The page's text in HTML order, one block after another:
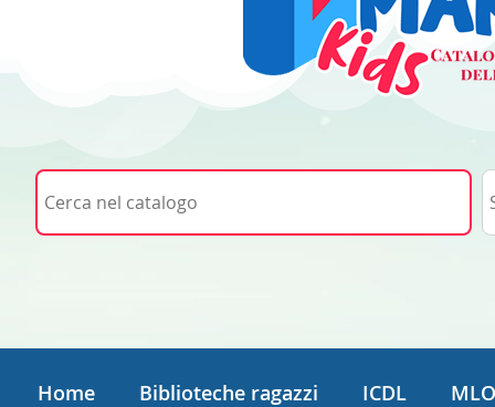
Cerca su "Cerca nel catalogo"
Home Biblioteche ragazzi ICDL